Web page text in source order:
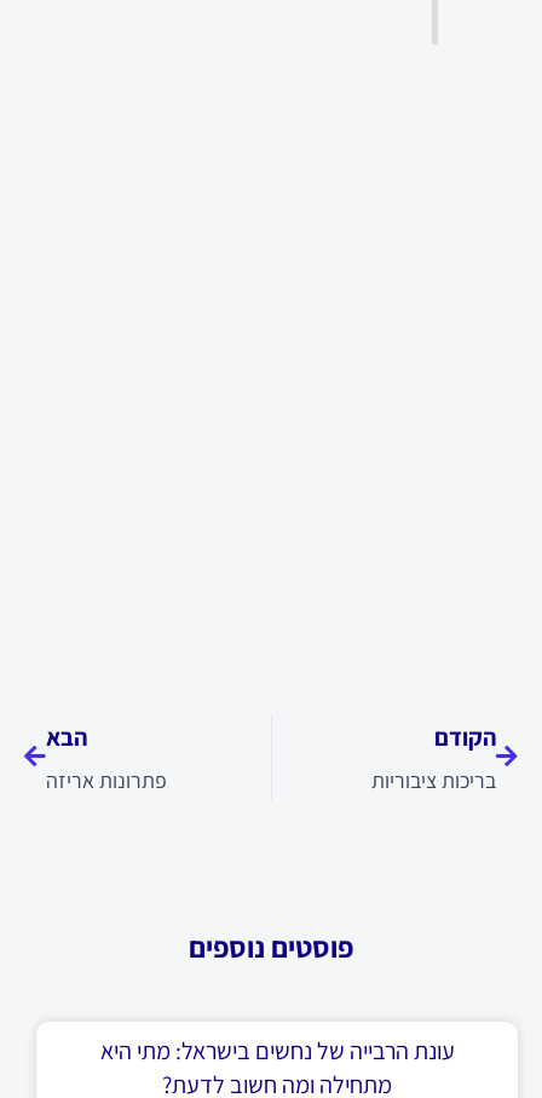
הקודם
בריכות ציבוריות
הבא
פתרונות אריזה
פוסטים נוספים
עונת הרבייה של נחשים בישראל: מתי היא
מתחילה ומה חשוב לדעת?